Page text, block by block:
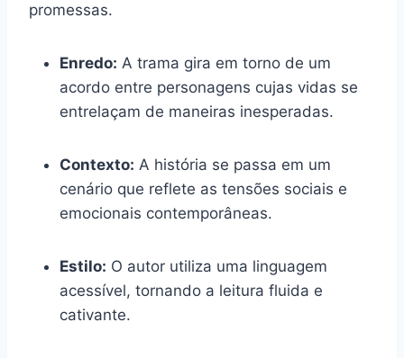
promessas.
Enredo: A trama gira em torno de um
acordo entre personagens cujas vidas se
entrelaçam de maneiras inesperadas.
Contexto: A história se passa em um
cenário que reflete as tensões sociais e
emocionais contemporâneas.
Estilo: O autor utiliza uma linguagem
acessível, tornando a leitura fluida e
cativante.